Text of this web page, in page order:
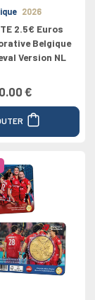
2026
2.5€ Euros
Belgique
Version NL
€